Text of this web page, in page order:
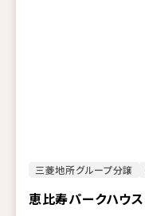
三菱地所グループ分譲
恵比寿パークハウス